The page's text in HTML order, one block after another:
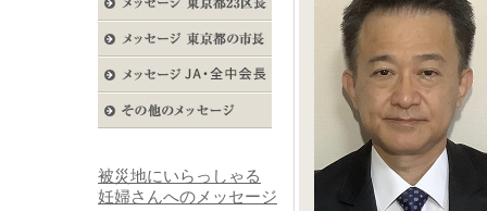
被災地にいらっしゃる
妊婦さんへのメッセージ